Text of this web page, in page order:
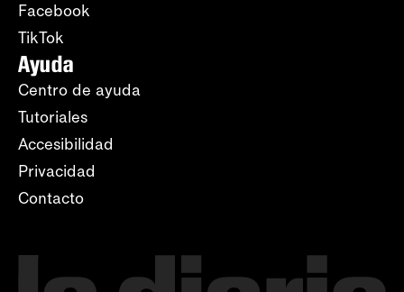
Facebook
TikTok
Ayuda
Centro de ayuda
Tutoriales
Accesibilidad
Privacidad
Contacto